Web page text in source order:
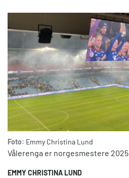
Foto: Emmy Christina Lund
Vålerenga er norgesmestere 2025.
EMMY CHRISTINA LUND